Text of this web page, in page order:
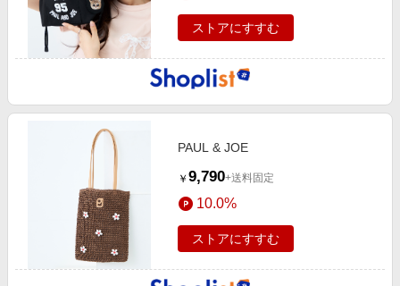
ストアにすすむ
PAUL & JOE
￥ 9,790+送料固定
10.0%
ストアにすすむ